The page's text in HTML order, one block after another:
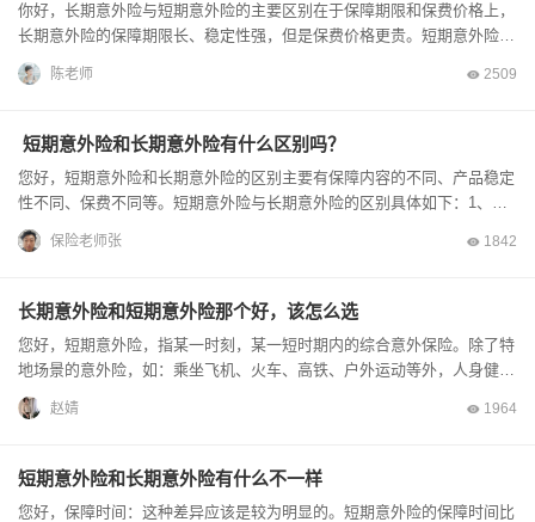
你好，长期意外险与短期意外险的主要区别在于保障期限和保费价格上，
长期意外险的保障期限长、稳定性强，但是保费价格更贵。短期意外险的
性价比通常更高，可选择性强。长期意外险可保障2...
陈老师 2509
短期意外险和长期意外险有什么区别吗？
您好，短期意外险和长期意外险的区别主要有保障内容的不同、产品稳定
性不同、保费不同等。短期意外险与长期意外险的区别具体如下：1、从
保障内容上来看长期意外险的保障内容通常比较简单，只能保意...
保险老师张 1842
长期意外险和短期意外险那个好，该怎么选
您好，短期意外险，指某一时刻，某一短时期内的综合意外保险。除了特
地场景的意外险，如：乘坐飞机、火车、高铁、户外运动等外，人身健康
险通常以一年为期限，保障一年期限的的因意外、伤残、医疗费...
赵婧 1964
短期意外险和长期意外险有什么不一样
您好，保障时间：这种差异应该是较为明显的。短期意外险的保障时间比